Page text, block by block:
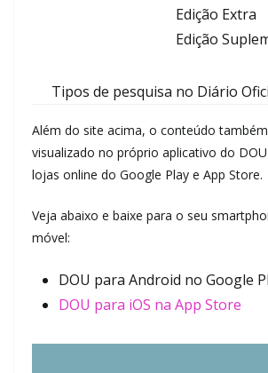
Edição Extra
Edição
Tipos de pesquisa no Diário
Além do site acima, o conteúdo
visualizado no próprio aplicativo do
lojas online do Google Play e App Store.
Veja abaixo e baixe para o seu
móvel:
DOU para Android no Google
DOU para iOS na App Store